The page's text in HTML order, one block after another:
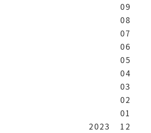
09
08
07
06
05
04
03
02
01
2023
12